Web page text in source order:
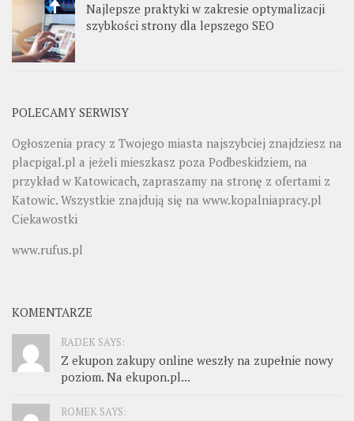
Najlepsze praktyki w zakresie optymalizacji
szybkości strony dla lepszego SEO
POLECAMY SERWISY
Ogłoszenia pracy z Twojego miasta najszybciej znajdziesz na
placpigal.pl a jeżeli mieszkasz poza Podbeskidziem, na
przykład w Katowicach, zapraszamy na stronę z ofertami z
Katowic. Wszystkie znajdują się na www.kopalniapracy.pl
Ciekawostki
www.rufus.pl
KOMENTARZE
RADEK SAYS:
Z ekupon zakupy online weszły na zupełnie nowy
poziom. Na ekupon.pl...
ROMEK SAYS: